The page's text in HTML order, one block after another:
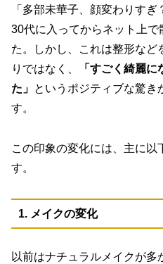
「多部未華子、顔変わりす
30代に入ってからネット上
た。しかし、これは整形な
りではなく、
「すごく綺麗
た」 というポジティブな驚き
す。
この印象の変化には、主に以
す。
1. メイクの変化
以前はナチュラルメイクが